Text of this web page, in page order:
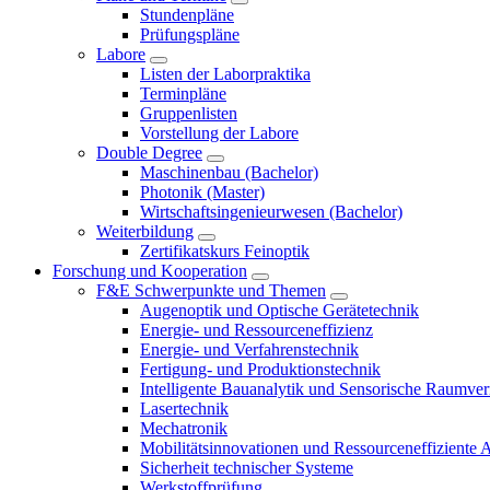
Stundenpläne
Prüfungspläne
Labore
Listen der Laborpraktika
Terminpläne
Gruppenlisten
Vorstellung der Labore
Double Degree
Maschinenbau (Bachelor)
Photonik (Master)
Wirtschaftsingenieurwesen (Bachelor)
Weiterbildung
Zertifikatskurs Feinoptik
Forschung und Kooperation
F&E Schwerpunkte und Themen
Augenoptik und Optische Gerätetechnik
Energie- und Ressourceneffizienz
Energie- und Verfahrenstechnik
Fertigung- und Produktionstechnik
Intelligente Bauanalytik und Sensorische
Lasertechnik
Mechatronik
Mobilitätsinnovationen und Ressourceneffiziente
Sicherheit technischer Systeme